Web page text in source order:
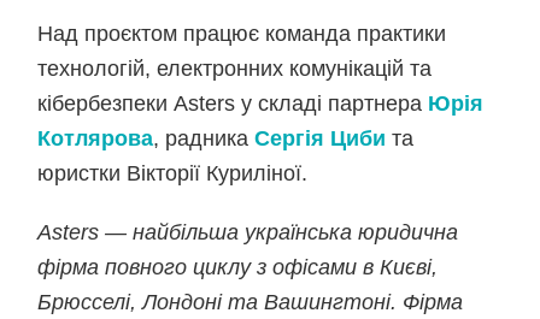
Над проєктом працює команда практики
технологій, електронних комунікацій та
кібербезпеки Asters у складі партнера Юрія
Котлярова, радникаСергія Циби та
юристки Вікторії Куриліної.
Asters — найбільша українська юридична
фірма повного циклу з офісами в Києві,
Брюсселі, Лондоні та Вашингтоні. Фірма